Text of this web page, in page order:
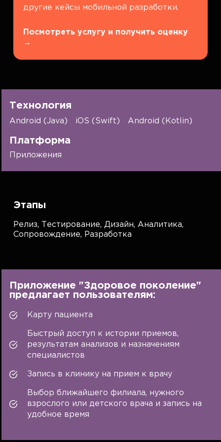
другие кейсы мобильной разработки.
Посмотреть услугу и получить оценку
→
Технология
Android (Java) iOS (Swift) Android (Kotlin)
Платформа
Приложения
Этапы
Релиз, Тестирование,Дизайн,Аналитика,
Сопровождение, Разработка
Приложение "Здоровое поколение"
предлагает пользователям:
Карту пациента
Быстрый доступ к истории приемов,
результатам анализов и назначениям
специалистов
Запись в клинику на прием к врачу
Выбор ближайшего филиала, нужного
взрослого или детского врача и запись на
удобное время